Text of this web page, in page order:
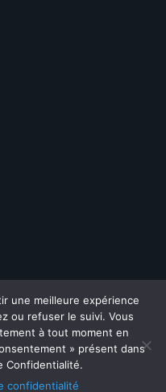
| Contact
– Tous
une meilleure expérience
ou refuser le suivi. Vous
à tout moment en
» présent dans
Confidentialité.
confidentialité